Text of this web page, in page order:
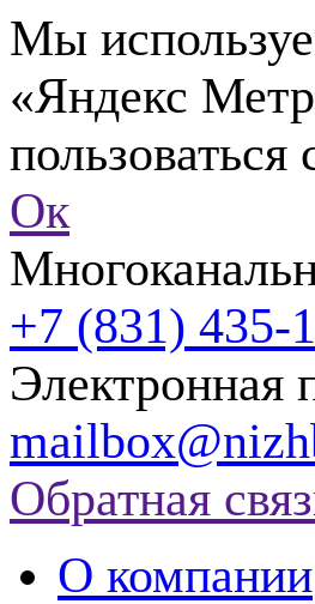
Мы
«Яндекс
Ок
+7 (831) 435-
Электронная
Обратная
О компании